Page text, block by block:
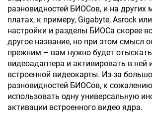
разновидностей БИОСов, и на других
платах, к примеру, Gigabyte, Asrock
настройки и разделы БИОСа скорее
другое название, но при этом смысл
прежним – вам нужно будет
видеоадаптера и активировать в ней
встроенной видеокарты. Из-за
разновидностей БИОСов, к
использовать одну универсальную
активации встроенного видео ядра.